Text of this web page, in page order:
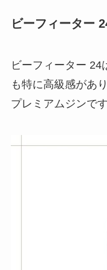
ビーフィーター
ビーフィーター 24
も特に高級感があ
プレミアムジンです